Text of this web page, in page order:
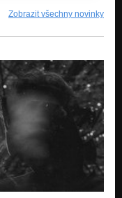
Zobrazit všechny novinky